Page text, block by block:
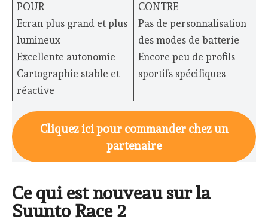
POUR
Ecran plus grand et plus
lumineux
Excellente autonomie
Cartographie stable et
réactive
CONTRE
Pas de personnalisation
des modes de batterie
Encore peu de profils
sportifs spécifiques
Cliquez ici pour commander chez un
partenaire
Ce qui est nouveau sur la
Suunto Race 2